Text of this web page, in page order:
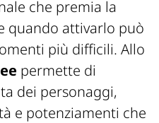
che premia la
quando attivarlo può
più difficili. Allo
permette di
dei personaggi,
e potenziamenti che